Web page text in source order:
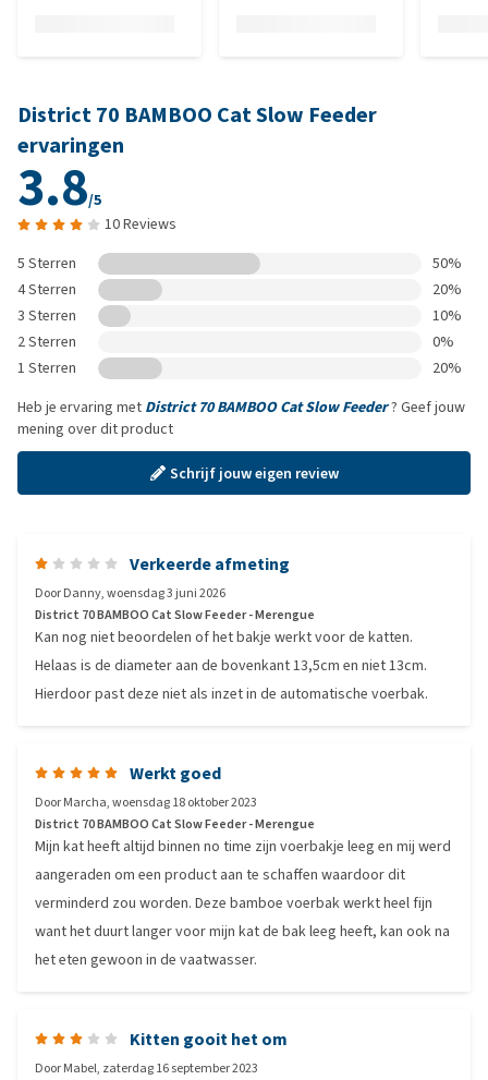
District 70 BAMBOO Cat Slow Feeder
ervaringen
3.8/5
10 Reviews
5 Sterren
50%
4 Sterren
20%
3 Sterren
10%
2 Sterren
0%
1 Sterren
20%
Heb je ervaring met District 70 BAMBOO Cat Slow Feeder? Geef jouw
mening over dit product
Schrijf jouw eigen review
Verkeerde afmeting
DoorDanny,woensdag 3 juni 2026
District 70 BAMBOO Cat Slow Feeder - Merengue
Kan nog niet beoordelen of het bakje werkt voor de katten.
Helaas is de diameter aan de bovenkant 13,5cm en niet 13cm.
Hierdoor past deze niet als inzet in de automatische voerbak.
Werkt goed
DoorMarcha,woensdag 18 oktober 2023
District 70 BAMBOO Cat Slow Feeder - Merengue
Mijn kat heeft altijd binnen no time zijn voerbakje leeg en mij werd
aangeraden om een product aan te schaffen waardoor dit
verminderd zou worden. Deze bamboe voerbak werkt heel fijn
want het duurt langer voor mijn kat de bak leeg heeft, kan ook na
het eten gewoon in de vaatwasser.
Kitten gooit het om
DoorMabel, zaterdag 16 september 2023